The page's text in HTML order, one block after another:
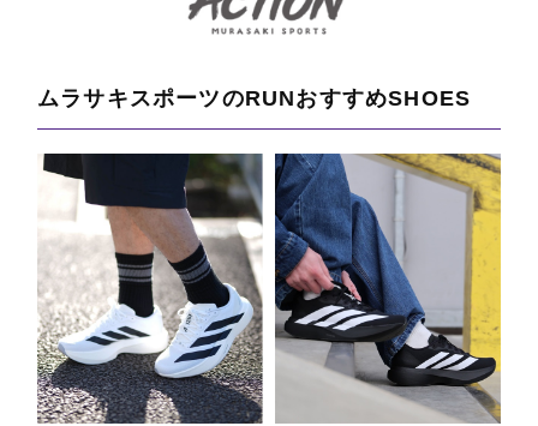
ムラサキスポーツのRUNおすすめSHOES